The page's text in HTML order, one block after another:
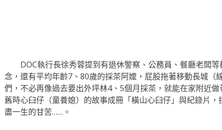
DOC執行長徐秀蓉提到有退休警察、公務員、餐廳老闆等
念，還有平均年齡7、80歲的採茶阿嬤，屁股拖著移動長城（
們，不必再像過去要出外坪林4、5個月採茶，就能在家附近
舊時心臼仔（童養媳）的故事成冊「橫山心臼仔」與紀錄片
盡一生的甘苦……。